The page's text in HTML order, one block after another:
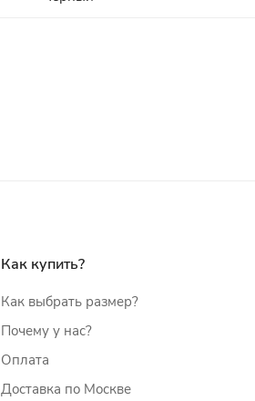
Как купить?
Как выбрать размер?
Почему у нас?
Оплата
Доставка по Москве